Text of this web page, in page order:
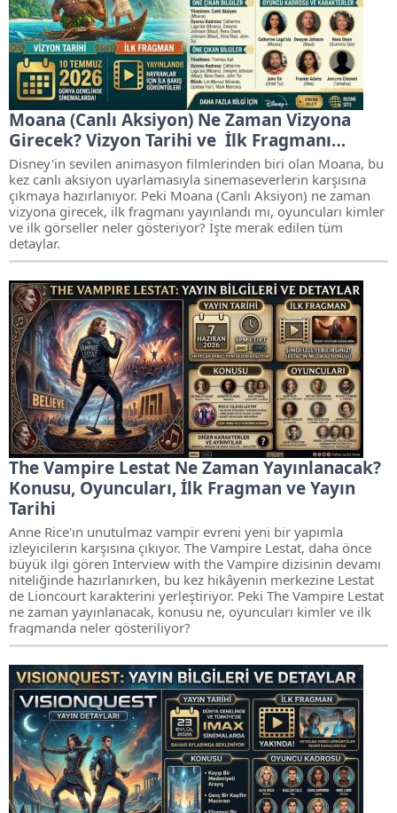
Moana (Canlı Aksiyon) Ne Zaman Vizyona
Girecek? Vizyon Tarihi ve İlk Fragmanı…
Disney'in sevilen animasyon filmlerinden biri olan Moana, bu
kez canlı aksiyon uyarlamasıyla sinemaseverlerin karşısına
çıkmaya hazırlanıyor. Peki Moana (Canlı Aksiyon) ne zaman
vizyona girecek, ilk fragmanı yayınlandı mı, oyuncuları kimler
ve ilk görseller neler gösteriyor? İşte merak edilen tüm
detaylar.
The Vampire Lestat Ne Zaman Yayınlanacak?
Konusu, Oyuncuları, İlk Fragman ve Yayın
Tarihi
Anne Rice'ın unutulmaz vampir evreni yeni bir yapımla
izleyicilerin karşısına çıkıyor. The Vampire Lestat, daha önce
büyük ilgi gören Interview with the Vampire dizisinin devamı
niteliğinde hazırlanırken, bu kez hikâyenin merkezine Lestat
de Lioncourt karakterini yerleştiriyor. Peki The Vampire Lestat
ne zaman yayınlanacak, konusu ne, oyuncuları kimler ve ilk
fragmanda neler gösteriliyor?